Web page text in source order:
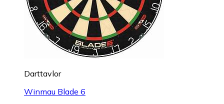
Darttavlor
Winmau Blade 6